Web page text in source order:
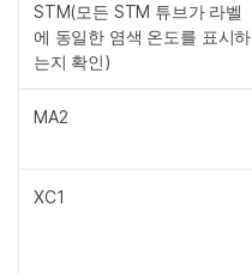
STM(모든 STM 튜브가 라벨
에 동일한 염색 온도를 표시하
는지 확인)
MA2
XC1